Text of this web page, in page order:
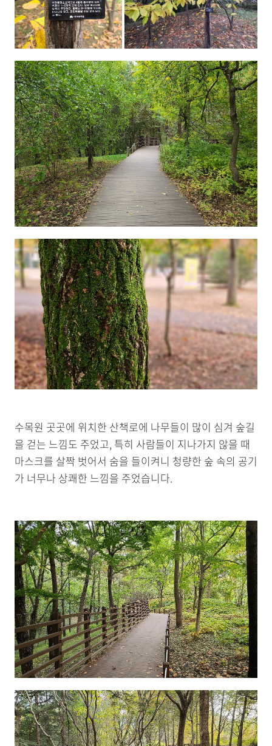
수목원 곳곳에 위치한 산책로에 나무들이 많이 심겨 숲길
을 걷는 느낌도 주었고, 특히 사람들이 지나가지 않을 때
마스크를 살짝 벗어서 숨을 들이켜니 청량한 숲 속의 공기
가 너무나 상쾌한 느낌을 주었습니다.